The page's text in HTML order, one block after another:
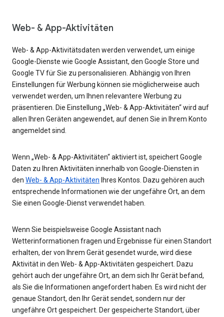
Web- & App-Aktivitäten
Web- & App-Aktivitätsdaten werden verwendet, um einige
Google-Dienste wie Google Assistant, den Google Store und
Google TV für Sie zu personalisieren. Abhängig von Ihren
Einstellungen für Werbung können sie möglicherweise auch
verwendet werden, um Ihnen relevantere Werbung zu
präsentieren. Die Einstellung „Web- & App-Aktivitäten“ wird auf
allen Ihren Geräten angewendet, auf denen Sie in Ihrem Konto
angemeldet sind.
Wenn „Web- & App-Aktivitäten“ aktiviert ist, speichert Google
Daten zu Ihren Aktivitäten innerhalb von Google-Diensten in
den Web- & App-Aktivitäten Ihres Kontos. Dazu gehören auch
entsprechende Informationen wie der ungefähre Ort, an dem
Sie einen Google-Dienst verwendet haben.
Wenn Sie beispielsweise Google Assistant nach
Wetterinformationen fragen und Ergebnisse für einen Standort
erhalten, der von Ihrem Gerät gesendet wurde, wird diese
Aktivität in den Web- & App-Aktivitäten gespeichert. Dazu
gehört auch der ungefähre Ort, an dem sich Ihr Gerät befand,
als Sie die Informationen angefordert haben. Es wird nicht der
genaue Standort, den Ihr Gerät sendet, sondern nur der
ungefähre Ort gespeichert. Der gespeicherte Standort, über